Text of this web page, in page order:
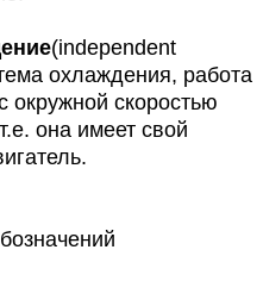
(independent
охлаждения, работа
окружной скоростью
она имеет свой